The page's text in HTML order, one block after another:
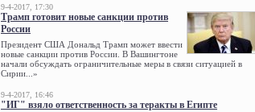
9-4-2017, 17:30
Трамп готовит новые санкции против
России
Президент США Дональд Трамп может ввести
новые санкции против России. В Вашингтоне
начали обсуждать ограничительные меры в связи ситуацией в
Сирии...»
9-4-2017, 16:46
"ИГ" взяло ответственность за теракты в Египте